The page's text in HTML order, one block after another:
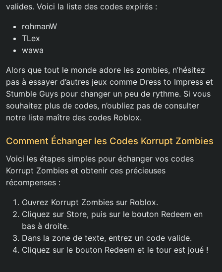
valides. Voici la liste des codes expirés :
rohmanW
TLex
wawa
Alors que tout le monde adore les zombies, n’hésitez
pas à essayer d’autres jeux comme Dress to Impress et
Stumble Guys pour changer un peu de rythme. Si vous
souhaitez plus de codes, n’oubliez pas de consulter
notre liste maître des codes Roblox.
Comment Échanger les Codes Korrupt Zombies
Voici les étapes simples pour échanger vos codes
Korrupt Zombies et obtenir ces précieuses
récompenses :
Ouvrez Korrupt Zombies sur Roblox.
Cliquez sur Store, puis sur le bouton Redeem en
bas à droite.
Dans la zone de texte, entrez un code valide.
Cliquez sur le bouton Redeem et le tour est joué !